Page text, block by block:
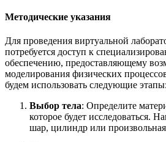
Методические указания
Для проведения виртуальной
потребуется доступ к
обеспечению, предоставляющему
моделирования физических
будем использовать следующие этапы:
Выбор тела: Определите
которое будет исследоваться.
шар, цилиндр или